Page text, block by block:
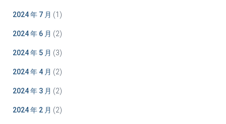
2024 年 7 月 (1)
2024 年 6 月 (2)
2024 年 5 月 (3)
2024 年 4 月 (2)
2024 年 3 月 (2)
2024 年 2 月 (2)